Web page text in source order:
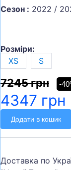
Сезон : 2022 /
Розміри:
XS
S
7245 грн -
4347 грн
Додати в кошик
Доставка по